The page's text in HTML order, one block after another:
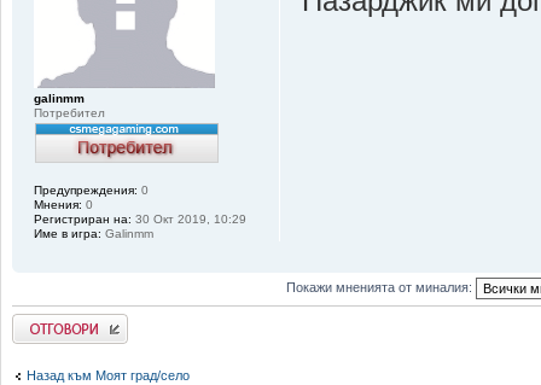
galinmm
Потребител
Предупреждения: 0
Мнения: 0
Регистриран на: 30 Окт 2019, 10:29
Име в игра: Galinmm
Покажи мненията от миналия:
Добави отговор
Назад към Моят град/село